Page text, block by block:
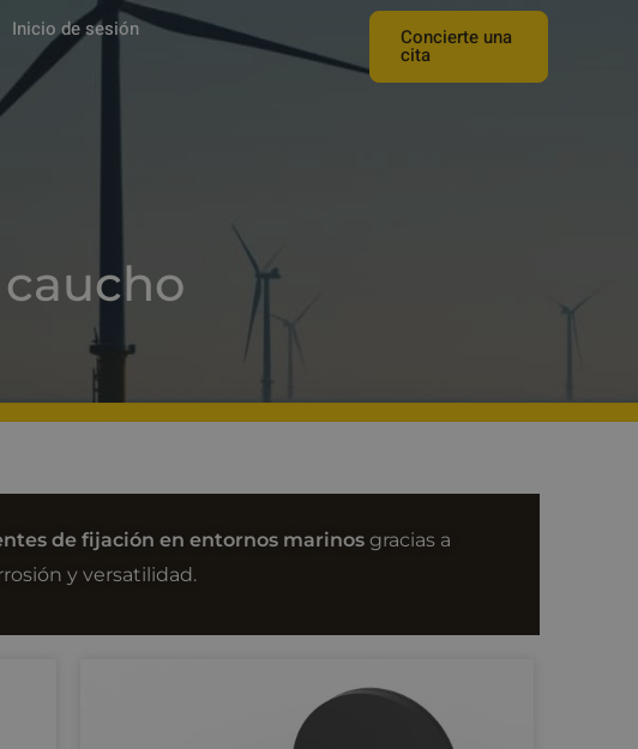
Inicio de sesión
Concierte una
cita
de fijación en entornos marinos gracias a
y versatilidad.